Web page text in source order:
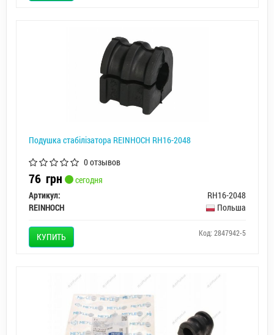
Подушка стабілізатора REINHOCH RH16-2048
0 отзывов
76 грн
сегодня
Артикул:
RH16-2048
REINHOCH
Польша
КУПИТЬ Код: 2847942-5